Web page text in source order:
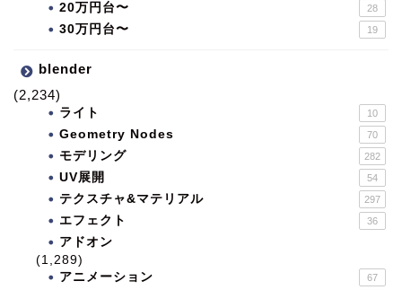
20万円台〜 28
30万円台〜 19
blender
(2,234)
ライト 10
Geometry Nodes 70
モデリング 282
UV展開 54
テクスチャ&マテリアル 297
エフェクト 36
アドオン
(1,289)
アニメーション
67